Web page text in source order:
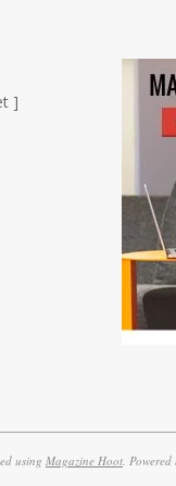
]
using Magazine Hoot .